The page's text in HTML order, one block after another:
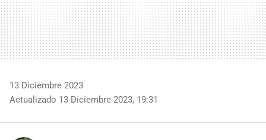
13 Diciembre 2023
Actualizado 13 Diciembre 2023, 19:31